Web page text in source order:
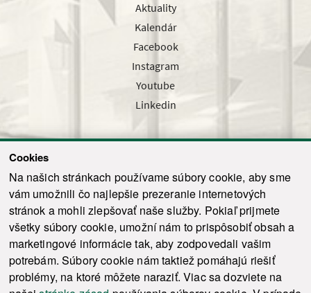
Cookies
Na našich stránkach používame súbory cookie, aby sme
vám umožnili čo najlepšie prezeranie internetových
stránok a mohli zlepšovať naše služby. Pokiaľ prijmete
všetky súbory cookie, umožní nám to prispôsobiť obsah a
marketingové informácie tak, aby zodpovedali vašim
potrebám. Súbory cookie nám taktiež pomáhajú riešiť
problémy, na ktoré môžete naraziť. Viac sa dozviete na
Aktuality
Kalendár
Facebook
Instagram
Youtube
Linkedin
Odoslať